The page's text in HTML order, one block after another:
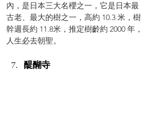
內，是日本三大名櫻之一，它是日本最
古老、最大的樹之一，高約 10.3 米，樹
幹週長約 11.8米，推定樹齡約 2000 年，
人生必去朝聖。
醍醐寺